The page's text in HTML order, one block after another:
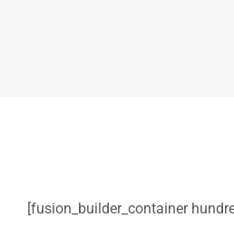
[fusion_builder_container